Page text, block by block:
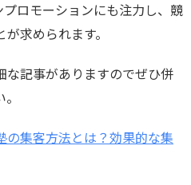
プロモーションにも注力し、競
求められます。
な記事がありますのでぜひ併
の集客方法とは？効果的な集